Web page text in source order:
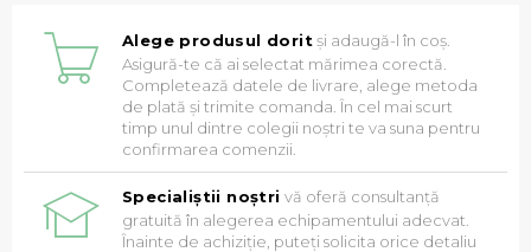
Alege produsul doritși adaugă-l în coș.
Asigură-te că ai selectat mărimea corectă.
Completează datele de livrare, alege metoda
de plată și trimite comanda. În cel mai scurt
timp unul dintre colegii noștri te va suna pentru
confirmarea comenzii.
Specialiștii noștri vă oferă consultanță
gratuită în alegerea echipamentului adecvat.
Înainte de achiziție, puteți solicita orice detaliu